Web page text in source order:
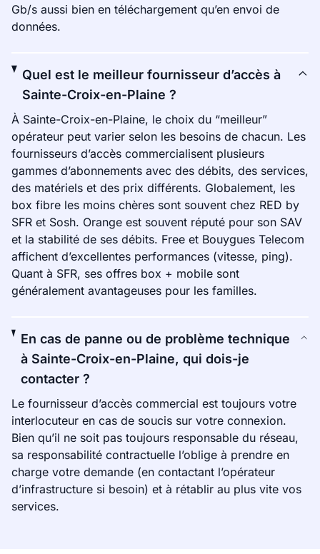
Gb/s aussi bien en téléchargement qu’en envoi de
données.
Quel est le meilleur fournisseur d’accès à
Sainte-Croix-en-Plaine ?
À Sainte-Croix-en-Plaine, le choix du “meilleur”
opérateur peut varier selon les besoins de chacun. Les
fournisseurs d’accès commercialisent plusieurs
gammes d’abonnements avec des débits, des services,
des matériels et des prix différents. Globalement, les
box fibre les moins chères sont souvent chez RED by
SFR et Sosh. Orange est souvent réputé pour son SAV
et la stabilité de ses débits. Free et Bouygues Telecom
affichent d’excellentes performances (vitesse, ping).
Quant à SFR, ses offres box + mobile sont
généralement avantageuses pour les familles.
En cas de panne ou de problème technique
à Sainte-Croix-en-Plaine, qui dois-je
contacter ?
Le fournisseur d’accès commercial est toujours votre
interlocuteur en cas de soucis sur votre connexion.
Bien qu’il ne soit pas toujours responsable du réseau,
sa responsabilité contractuelle l’oblige à prendre en
charge votre demande (en contactant l’opérateur
d’infrastructure si besoin) et à rétablir au plus vite vos
services.